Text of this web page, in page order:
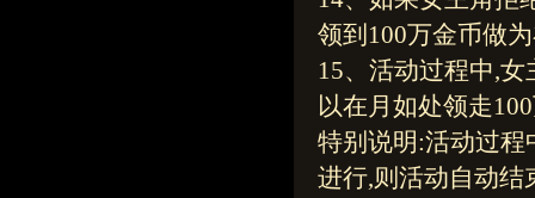
领到100万金币做
15、活动过程中,
以在月如处领走
特别说明:活动过程
进行,则活动自动结